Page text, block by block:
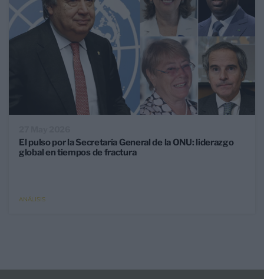
El pulso por la Secretaría General de la ONU: liderazgo
global en tiempos de fractura
ANÁLISIS